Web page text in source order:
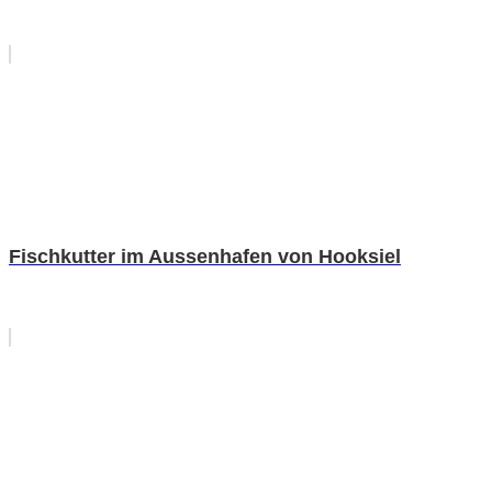
Fischkutter im Aussenhafen von Hooksiel